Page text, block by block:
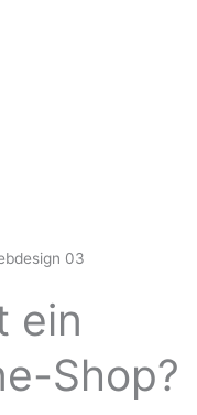
ein
Shop?